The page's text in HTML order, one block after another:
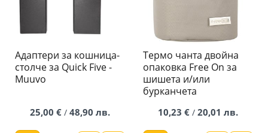
Адаптери за кошница-
столче за Quick Five -
Мuuvo
25,00 € / 48,90 лв.
Термо чанта двойна
опаковка Free On за
шишета и/или
бурканчета
10,23 € / 20,01 лв.